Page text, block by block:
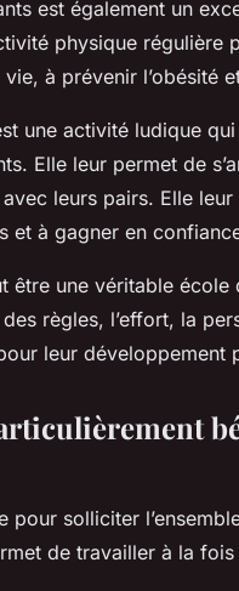
est également un
physique
à prévenir l’obésité
une activité ludique
Elle leur permet de
leurs pairs. Elle
et à gagner en
être une véritable
règles, l’effort, la
leur développement
pour solliciter
de travailler à la